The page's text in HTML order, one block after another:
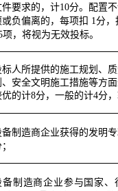
件要求的，计10分。配置
或负偏离的，每项扣 1分
项，将视为无效投标。
标人所提供的施工规划、
、安全文明施工措施等方
优的计8分，一般的计4分
备制造商企业获得的发明
备制造商企业参与国家